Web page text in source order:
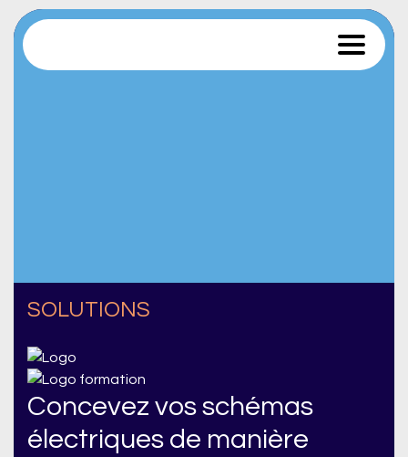
Trace Software
SOLUTIONS
Concevez vos schémas
électriques de manière